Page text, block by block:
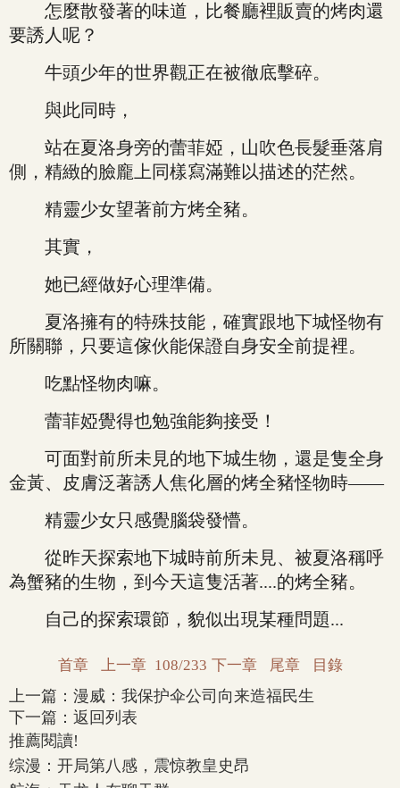
怎麼散發著的味道，比餐廳裡販賣的烤肉還
要誘人呢？
牛頭少年的世界觀正在被徹底擊碎。
與此同時，
站在夏洛身旁的蕾菲婭，山吹色長髮垂落肩
側，精緻的臉龐上同樣寫滿難以描述的茫然。
精靈少女望著前方烤全豬。
其實，
她已經做好心理準備。
夏洛擁有的特殊技能，確實跟地下城怪物有
所關聯，只要這傢伙能保證自身安全前提裡。
吃點怪物肉嘛。
蕾菲婭覺得也勉強能夠接受！
可面對前所未見的地下城生物，還是隻全身
金黃、皮膚泛著誘人焦化層的烤全豬怪物時——
精靈少女只感覺腦袋發懵。
從昨天探索地下城時前所未見、被夏洛稱呼
為蟹豬的生物，到今天這隻活著....的烤全豬。
自己的探索環節，貌似出現某種問題...
首章 上一章 108/233 下一章 尾章 目錄
上一篇： 漫威：我保护伞公司向来造福民生
下一篇： 返回列表
推薦閱讀!
综漫：开局第八感，震惊教皇史昂